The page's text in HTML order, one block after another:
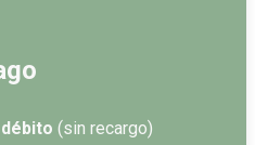
(sin recargo)